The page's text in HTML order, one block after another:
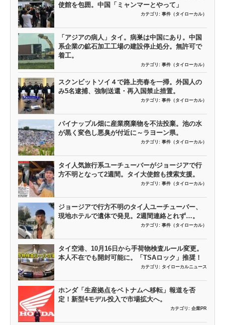
使館を包囲。中国「ミャンマーとやって」
カテゴリ: 事件（タイローカル）
「アジアの病人」タイ。病巣は中国にあり。中国
系企業の鉱石加工工場の建設停止処分。無許可で
着工。
カテゴリ: 事件（タイローカル）
スクンビットソイ４で路上売春を一掃。外国人の
み5名逮捕、強制送還・再入国禁止措置。
カテゴリ: 事件（タイローカル）
パイナップル畑に産業廃棄物を不法投棄。池の水
が黒く変色し悪臭が付近に～ラヨーン県。
カテゴリ: 事件（タイローカル）
タイ人気旅行系ユーチューバーがジョージアで行
方不明となって2週間。タイ大使館も捜索支援。
カテゴリ: 事件（タイローカル）
ジョージアで行方不明のタイ人ユーチューバー、
現地ホテルで遺体で発見。2週間連絡とれず…。
カテゴリ: 事件（タイローカル）
タイ空港、10月16日から手荷物検査ルール変更。
本人不在でも開封可能に。「TSAロック」推奨！
カテゴリ: タイローカルニュース
ホンダ「生産拠点をベトナムへ移転」報道を否
定！新型4モデル投入で市場拡大へ。
カテゴリ: 企業PR